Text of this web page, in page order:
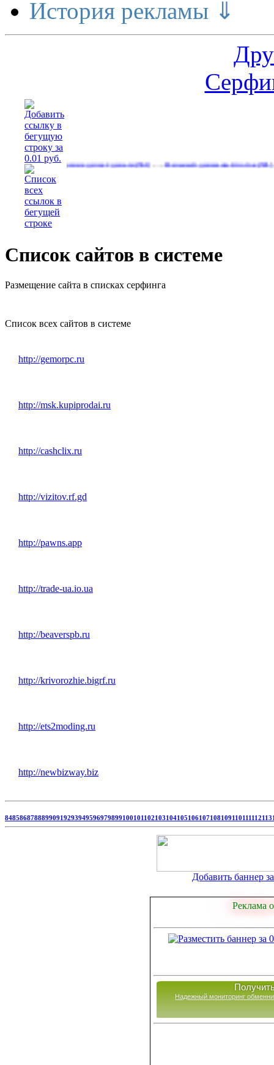
История рекламы ⇓
Расширение делает деньги(561)…Реальный денежный поток(591)…
Список сайтов в системе
Размещение сайта в списках серфинга
Список всех сайтов в системе
http://gemorpc.ru
http://msk.kupiprodai.ru
http://cashclix.ru
http://vizitov.rf.gd
http://pawns.app
http://trade-ua.io.ua
http://beaverspb.ru
http://krivorozhie.bigrf.ru
http://ets2moding.ru
http://newbizway.biz
84858687888990919293949596979899100101102103104105106107108109110111112113
Добавить баннер
Реклама
Надежный мониторинг